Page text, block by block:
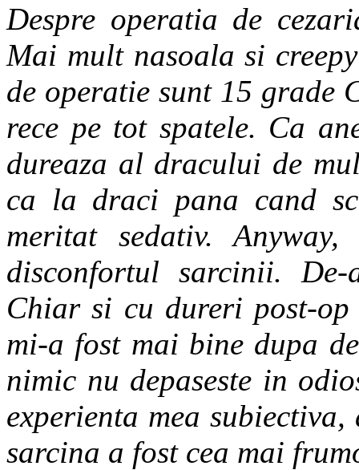
Despre operatia de
Mai mult nasoala si
de operatie sunt 15 grade
rece pe tot spatele. Ca
dureaza al dracului de
ca la draci pana cand
meritat sedativ.
disconfortul sarcinii.
Chiar si cu dureri post-
mi-a fost mai bine dupa
nimic nu depaseste in
experienta mea
sarcina a fost cea mai